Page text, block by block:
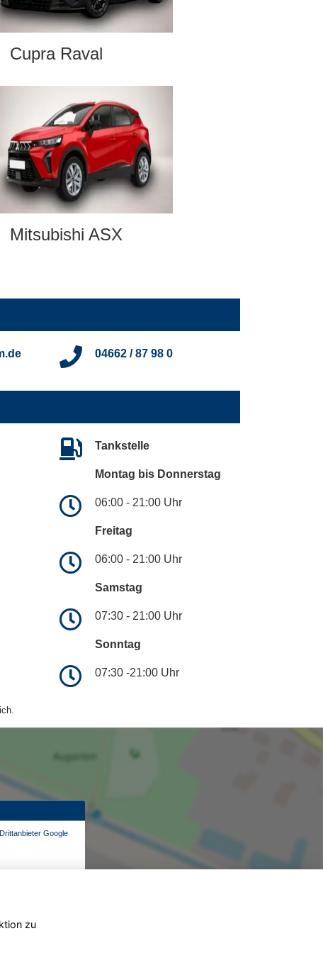
Cupra Raval
Mitsubishi ASX
04662 / 87 98 0
Tankstelle
Montag bis Donnerstag
06:00 - 21:00 Uhr
Freitag
06:00 - 21:00 Uhr
Samstag
07:30 - 21:00 Uhr
Sonntag
07:30 -21:00 Uhr
Google
zu